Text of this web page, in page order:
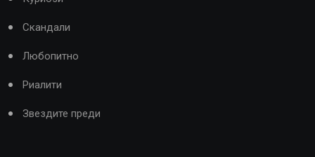
Скандали
Любопитно
Риалити
Звездите преди